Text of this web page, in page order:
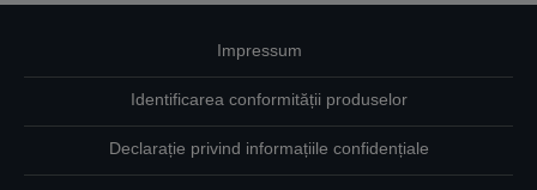
Impressum
Identificarea conformității produselor
Declarație privind informațiile confidențiale